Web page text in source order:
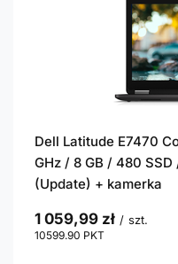
Dell Latitude E7470
GHz / 8 GB / 480
(Update) + kamerka
1 059,99 zł / szt.
10599.90 PKT